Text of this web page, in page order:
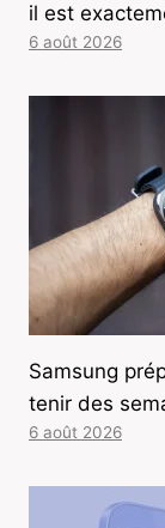
il est
6 août 2026
Samsung
tenir des
6 août 2026